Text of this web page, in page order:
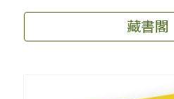
藏書閣